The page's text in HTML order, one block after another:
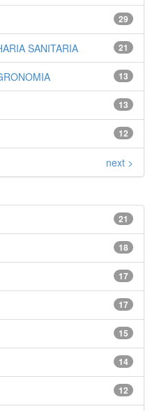
29
21
SANITARIA
13
13
12
next >
21
18
17
17
15
14
12